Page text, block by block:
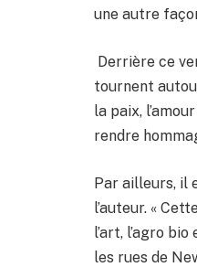
une autre
Derrière ce
tournent
la paix,
rendre
Par ailleurs, il
l’auteur. «
l’art, l’agro
les rues de